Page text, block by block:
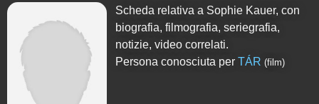
Scheda relativa a Sophie Kauer, con
biografia, filmografia, seriegrafia,
notizie, video correlati.
Persona conosciuta perTÁR (film)